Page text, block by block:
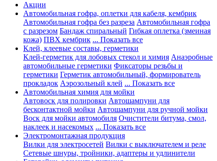
Акции
Автомобильная гофра, оплетки для кабеля, кембрик
Автомобильная гофра без разреза Автомобильная гофра
с разрезом Бандаж спиральный Гибкая оплетка (змеиная
кожа) ПВХ кембрик ... Показать все
Клей, клеевые составы, герметики
Клей-герметик для лобовых стекол и химия Анаэробные
автомобильные герметики Фиксаторы резьбы и
герметики Герметик автомобильный, формирователь
прокладок Аэрозольный клей ... Показать все
Автомобильная химия для мойки
Автовоск для полировки Автошампуни для
бесконтактной мойки Автошампуни для ручной мойки
Воск для мойки автомобиля Очистители битума, смол,
наклеек и насекомых ... Показать все
Электромонтажная продукция
Вилки для электросетей Вилки с выключателем и реле
Сетевые шнуры, тройники, адаптеры и удлинители